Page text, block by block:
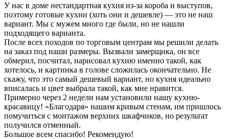
У нас в доме нестандартная кухня из-за короба и выступов,
поэтому готовые кухни (хоть они и дешевле) — это не наш
вариант. Мы с мужем много где были, но не нашли
подходящего варианта.
После всех походов по торговым центрам мы решили делать
на заказ под наши размеры. Вызвали замерщика, он все
обмерил, посчитал, нарисовал кухню именно такой, как
хотелось, и картинка в голове сложилась окончательно. Не
скажу, что это самый дешевый вариант, но кухня идеально
вписалась и цвет выбрала такой, как мне нравится.
Примерно через 2 недели нам установили нашу кухню-
красавицу! «Благодаря» нашим кривым стенам, им пришлось
помучиться с монтажом верхних шкафчиков, но результат
получился отменный.
Большое всем спасибо! Рекомендую!